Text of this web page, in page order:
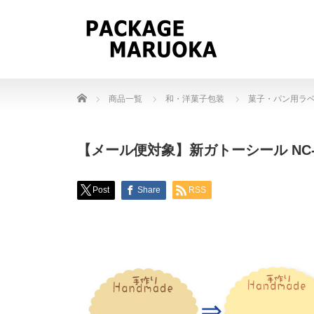
Home 商品一覧 和・洋菓子包装 菓子・パン用ラ
【メール便対象】新ガトーシール
Post Share RSS